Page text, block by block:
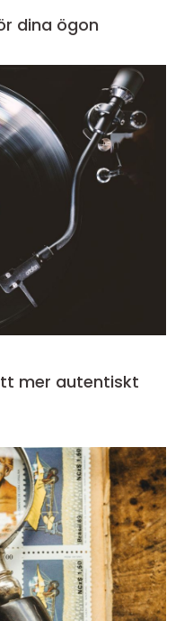
dina ögon
mer autentiskt